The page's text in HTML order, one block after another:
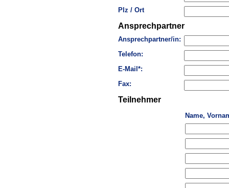
Plz / Ort
Ansprechpartner
Ansprechpartner/in:
Telefon:
E-Mail*:
Fax:
Teilnehmer
Name,